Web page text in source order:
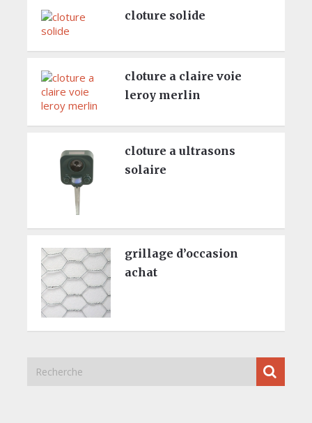
cloture solide
cloture a claire voie
leroy merlin
cloture a ultrasons
solaire
grillage d’occasion
achat